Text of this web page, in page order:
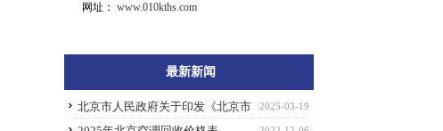
网址： www.010kths.com
最新新闻
2025-03-19
北京市人民政府关于印发《北京市